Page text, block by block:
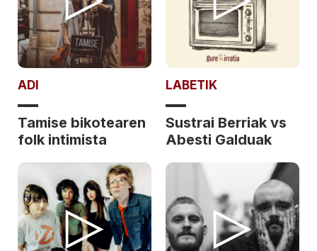
ADI
Tamise bikotearen
folk intimista
LABETIK
Sustrai Berriak vs
Abesti Galduak